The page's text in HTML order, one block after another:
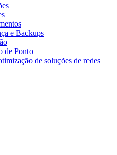
e Backups
de Ponto
de soluções de redes